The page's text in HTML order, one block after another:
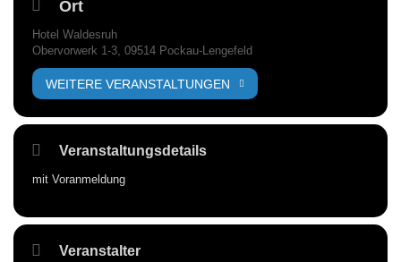
Ort
Hotel Waldesruh
Obervorwerk 1-3, 09514 Pockau-Lengefeld
WEITERE VERANSTALTUNGEN
Veranstaltungsdetails
mit Voranmeldung
Veranstalter